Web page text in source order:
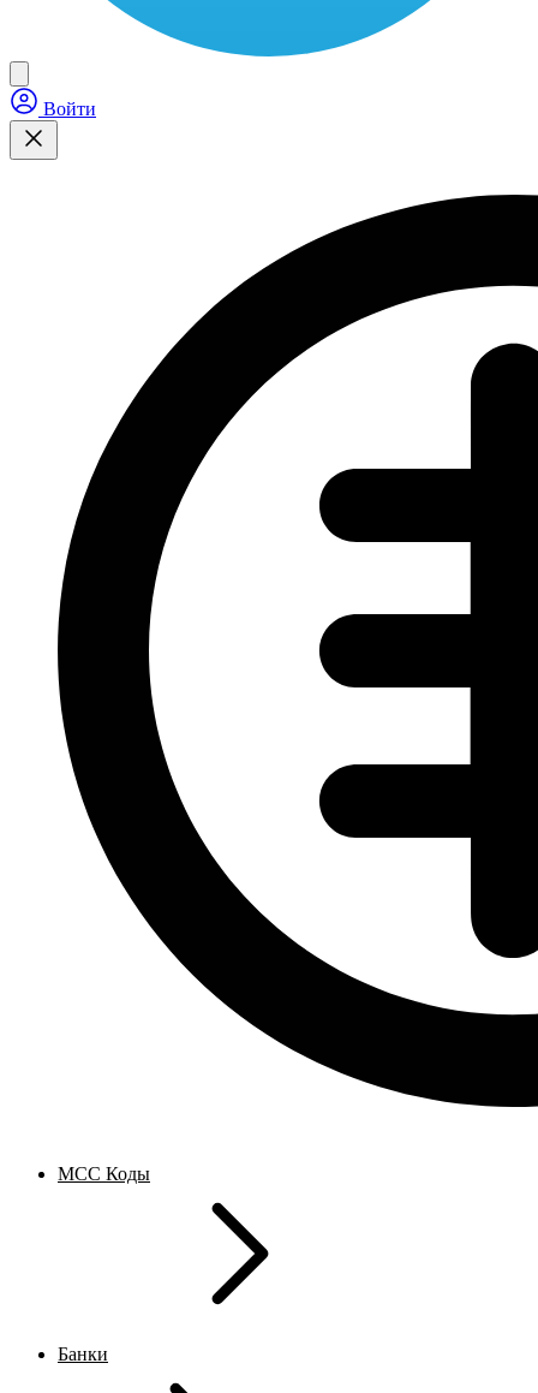
Войти
MCC Коды
Банки